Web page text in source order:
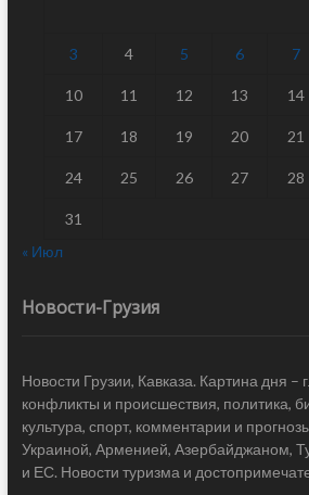
3 4 5 6 7
10 11 12 13 14
17 18 19 20 21
24 25 26 27 28
31
« Июл
Новости-Грузия
Новости Грузии, Кавказа. Картина дня –
конфликты и происшествия, политика,
культура, спорт, комментарии и
Украиной, Арменией, Азербайджаном,
и ЕС. Новости туризма и